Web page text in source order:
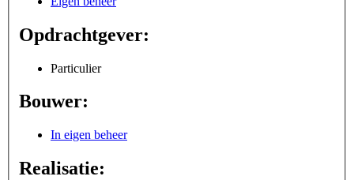
Opdrachtgever:
Particulier
Bouwer:
In eigen beheer
Realisatie: